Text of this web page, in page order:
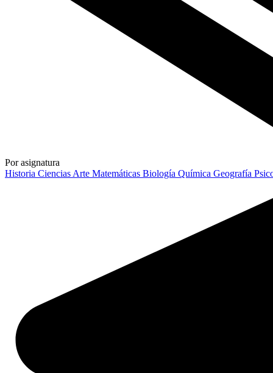
Por asignatura
Historia Ciencias Arte Matemáticas Biología Química Geografía